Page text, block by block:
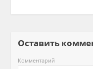
Оставить
Комментарий